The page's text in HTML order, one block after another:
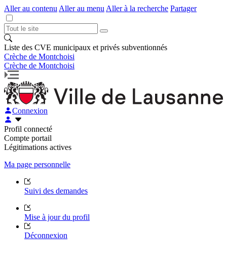
Aller au contenu Aller au menu Aller à la recherche Partager
Liste des CVE municipaux et privés subventionnés
Crèche de Montchoisi
Crèche de Montchoisi
Connexion
Profil connecté
Compte portail
Légitimations actives
Ma page personnelle
Suivi des demandes
Mise à jour du profil
Déconnexion